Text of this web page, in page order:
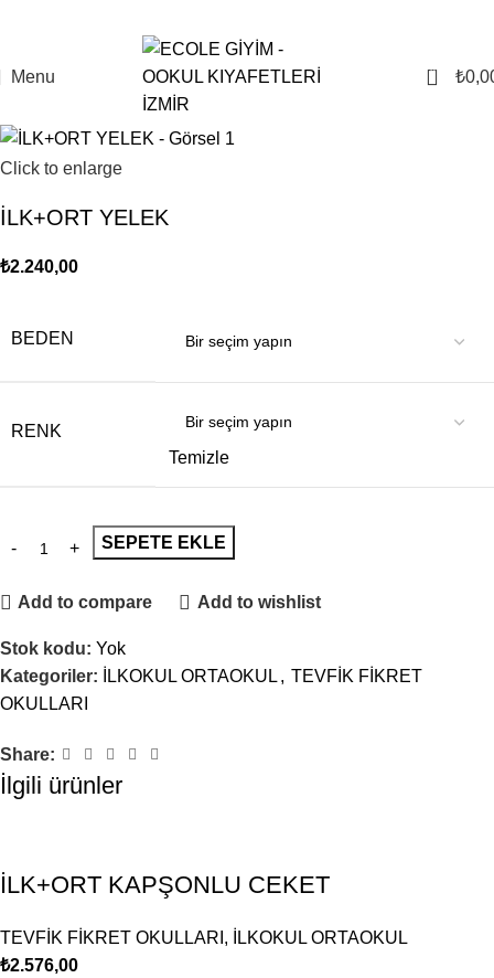
Menu 0 ₺
Click to enlarge
İLK+ORT YELEK
₺2.240,00
BEDEN
RENK
Temizle
SEPETE EKLE
Add to compare Add to wishlist
Stok kodu: Yok
Kategoriler:
İLKOKUL ORTAOKUL , TEVFİK FİKRET
OKULLARI
Share:
İlgili ürünler
İLK+ORT KAPŞONLU CEKET
TEVFİK FİKRET OKULLARI ,
İLKOKUL ORTAOKUL
₺2.576,00